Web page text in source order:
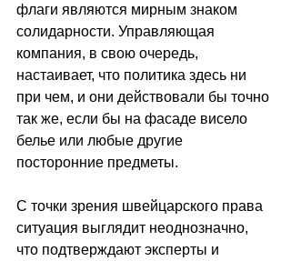
флаги являются мирным знаком
солидарности. Управляющая
компания, в свою очередь,
настаивает, что политика здесь ни
при чем, и они действовали бы точно
так же, если бы на фасаде висело
белье или любые другие
посторонние предметы.
С точки зрения швейцарского права
ситуация выглядит неоднозначно,
что подтверждают эксперты и